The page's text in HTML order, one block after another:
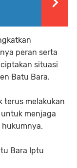
peran serta
situasi
Batu Bara.
terus melakukan
menjaga
Bara Iptu